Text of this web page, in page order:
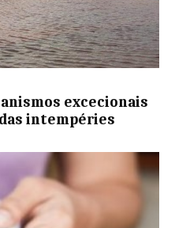
excecionais
intempéries